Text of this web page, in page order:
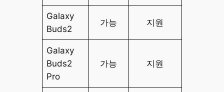
Galaxy
Buds2
가능 지원
Galaxy
Buds2
Pro
가능 지원